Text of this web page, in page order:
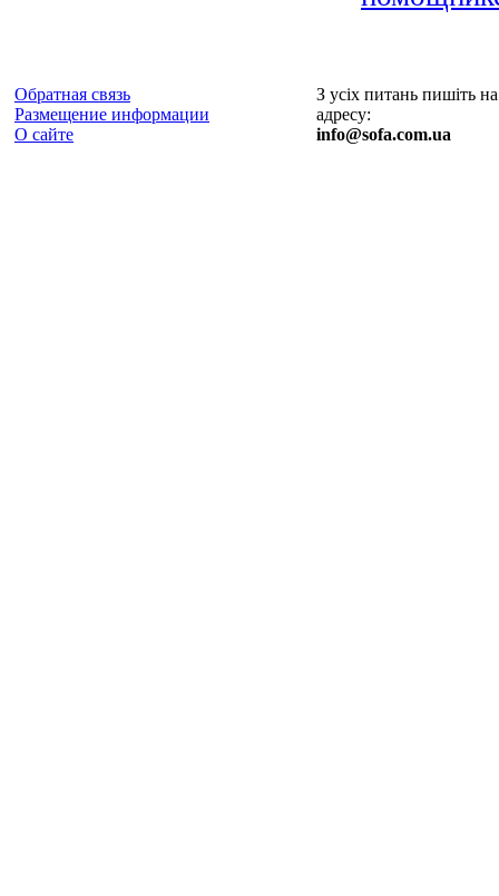
Обратная связь
Размещение информации
О сайте
З усіх питань пишіть на
адресу:
info@sofa.com.ua